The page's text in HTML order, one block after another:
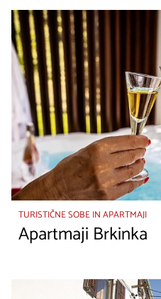
TURISTIČNE SOBE IN APARTMAJI
Apartmaji Brkinka